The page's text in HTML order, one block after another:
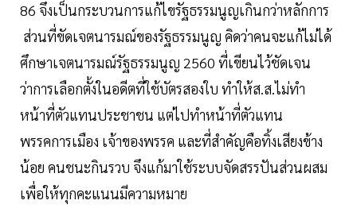
86 จึงเป็นกระบวนการแก้ไขรัฐธรรมนูญเกินกว่าหลักการ
ส่วนที่ขัดเจตนารมณ์ของรัฐธรรมนูญ คิดว่าคนจะแก้ไม่ได้
ศึกษาเจตนารมณ์รัฐธรรมนูญ 2560 ที่เขียนไว้ชัดเจน
ว่าการเลือกตั้งในอดีตที่ใช้บัตรสองใบ ทำให้ส.ส.ไม่ทำ
หน้าที่ตัวแทนประชาชน แต่ไปทำหน้าที่ตัวแทน
พรรคการเมือง เจ้าของพรรค และที่สำคัญคือทิ้งเสียงข้าง
น้อย คนชนะกินรวบ จึงแก้มาใช้ระบบจัดสรรปันส่วนผสม
เพื่อให้ทุกคะแนนมีความหมาย